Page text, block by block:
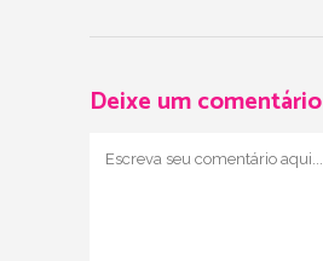
Deixe um comentário